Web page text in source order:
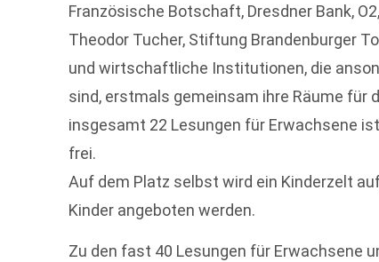
Französische Botschaft, Dresdner Bank,
Theodor Tucher, Stiftung Brandenburger
und wirtschaftliche Institutionen, die
sind, erstmals gemeinsam ihre Räume für
insgesamt 22 Lesungen für Erwachsene
frei.
Auf dem Platz selbst wird ein Kinderzelt
Kinder angeboten werden.
Zu den fast 40 Lesungen für Erwachsene